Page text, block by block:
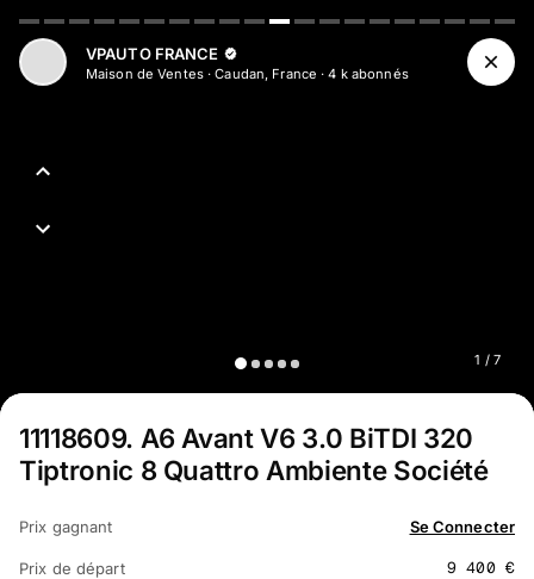
1 / 7
VPAUTO FRANCE
Maison de Ventes·Caudan, France ·4 kabonnés
11118609. A6 Avant V6 3.0 BiTDI 320
Tiptronic 8 Quattro Ambiente Société
Prix gagnant Se Connecter
Prix de départ 9 400 €